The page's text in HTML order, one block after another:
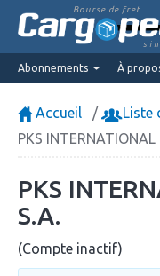
Bourse de fret
Abonnements À
Accueil
Liste
PKS INTERNATIONAL
PKS
S.A.
(Compte inactif)